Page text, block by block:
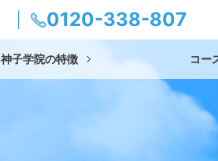
0120-338-807
神子学院の特徴 コー